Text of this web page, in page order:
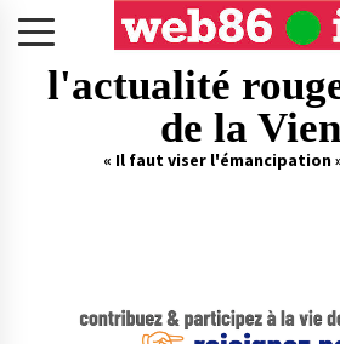
l'actualité
de la
« Il faut viser l'émancipation